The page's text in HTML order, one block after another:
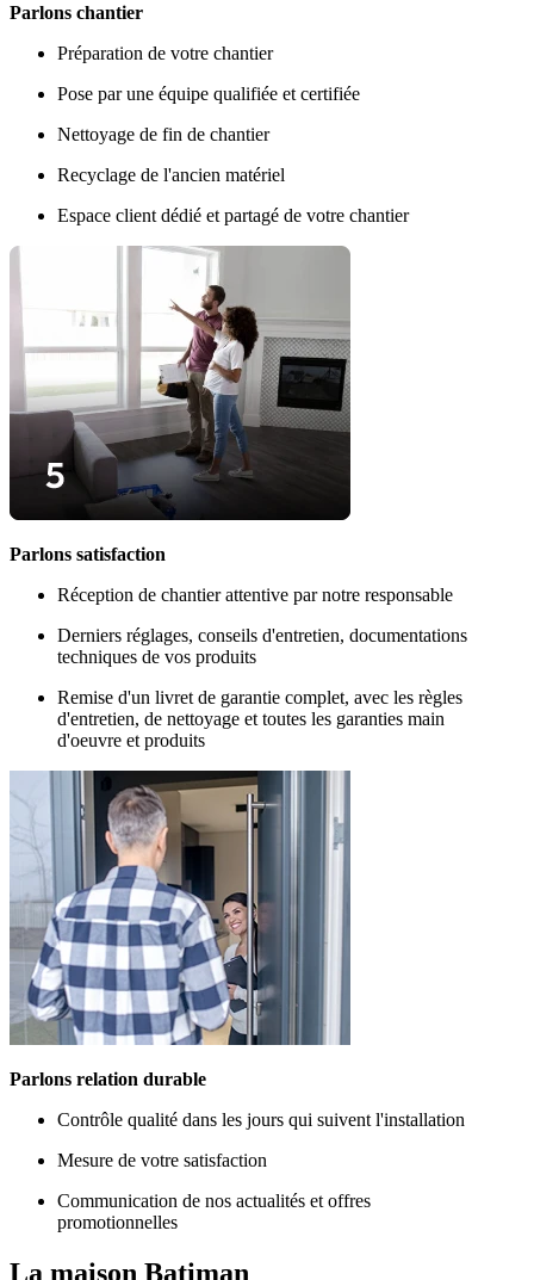
Parlons chantier
Préparation de votre chantier
Pose par une équipe qualifiée et certifiée
Nettoyage de fin de chantier
Recyclage de l'ancien matériel
Espace client dédié et partagé de votre chantier
Parlons satisfaction
Réception de chantier attentive par notre responsable
Derniers réglages, conseils d'entretien, documentations
techniques de vos produits
Remise d'un livret de garantie complet, avec les règles
d'entretien, de nettoyage et toutes les garanties main
d'oeuvre et produits
Parlons relation durable
Contrôle qualité dans les jours qui suivent l'installation
Mesure de votre satisfaction
Communication de nos actualités et offres
promotionnelles
La maison Batiman